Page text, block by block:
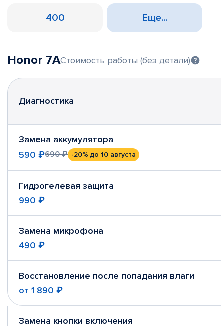
400 Еще...
Honor 7AСтоимость работы (без детали)
Диагностика
Замена аккумулятора
590 ₽690 ₽ -20% до 10 августа
Гидрогелевая защита
990 ₽
Замена микрофона
490 ₽
Восстановление после попадания влаги
от 1 890 ₽
Замена кнопки включения